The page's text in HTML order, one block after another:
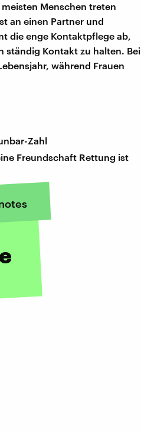
Menschen treten
an einen Partner und
die enge Kontaktpflege ab,
ständig Kontakt zu halten. Bei
während Frauen
Zahl
Freundschaft Rettung ist